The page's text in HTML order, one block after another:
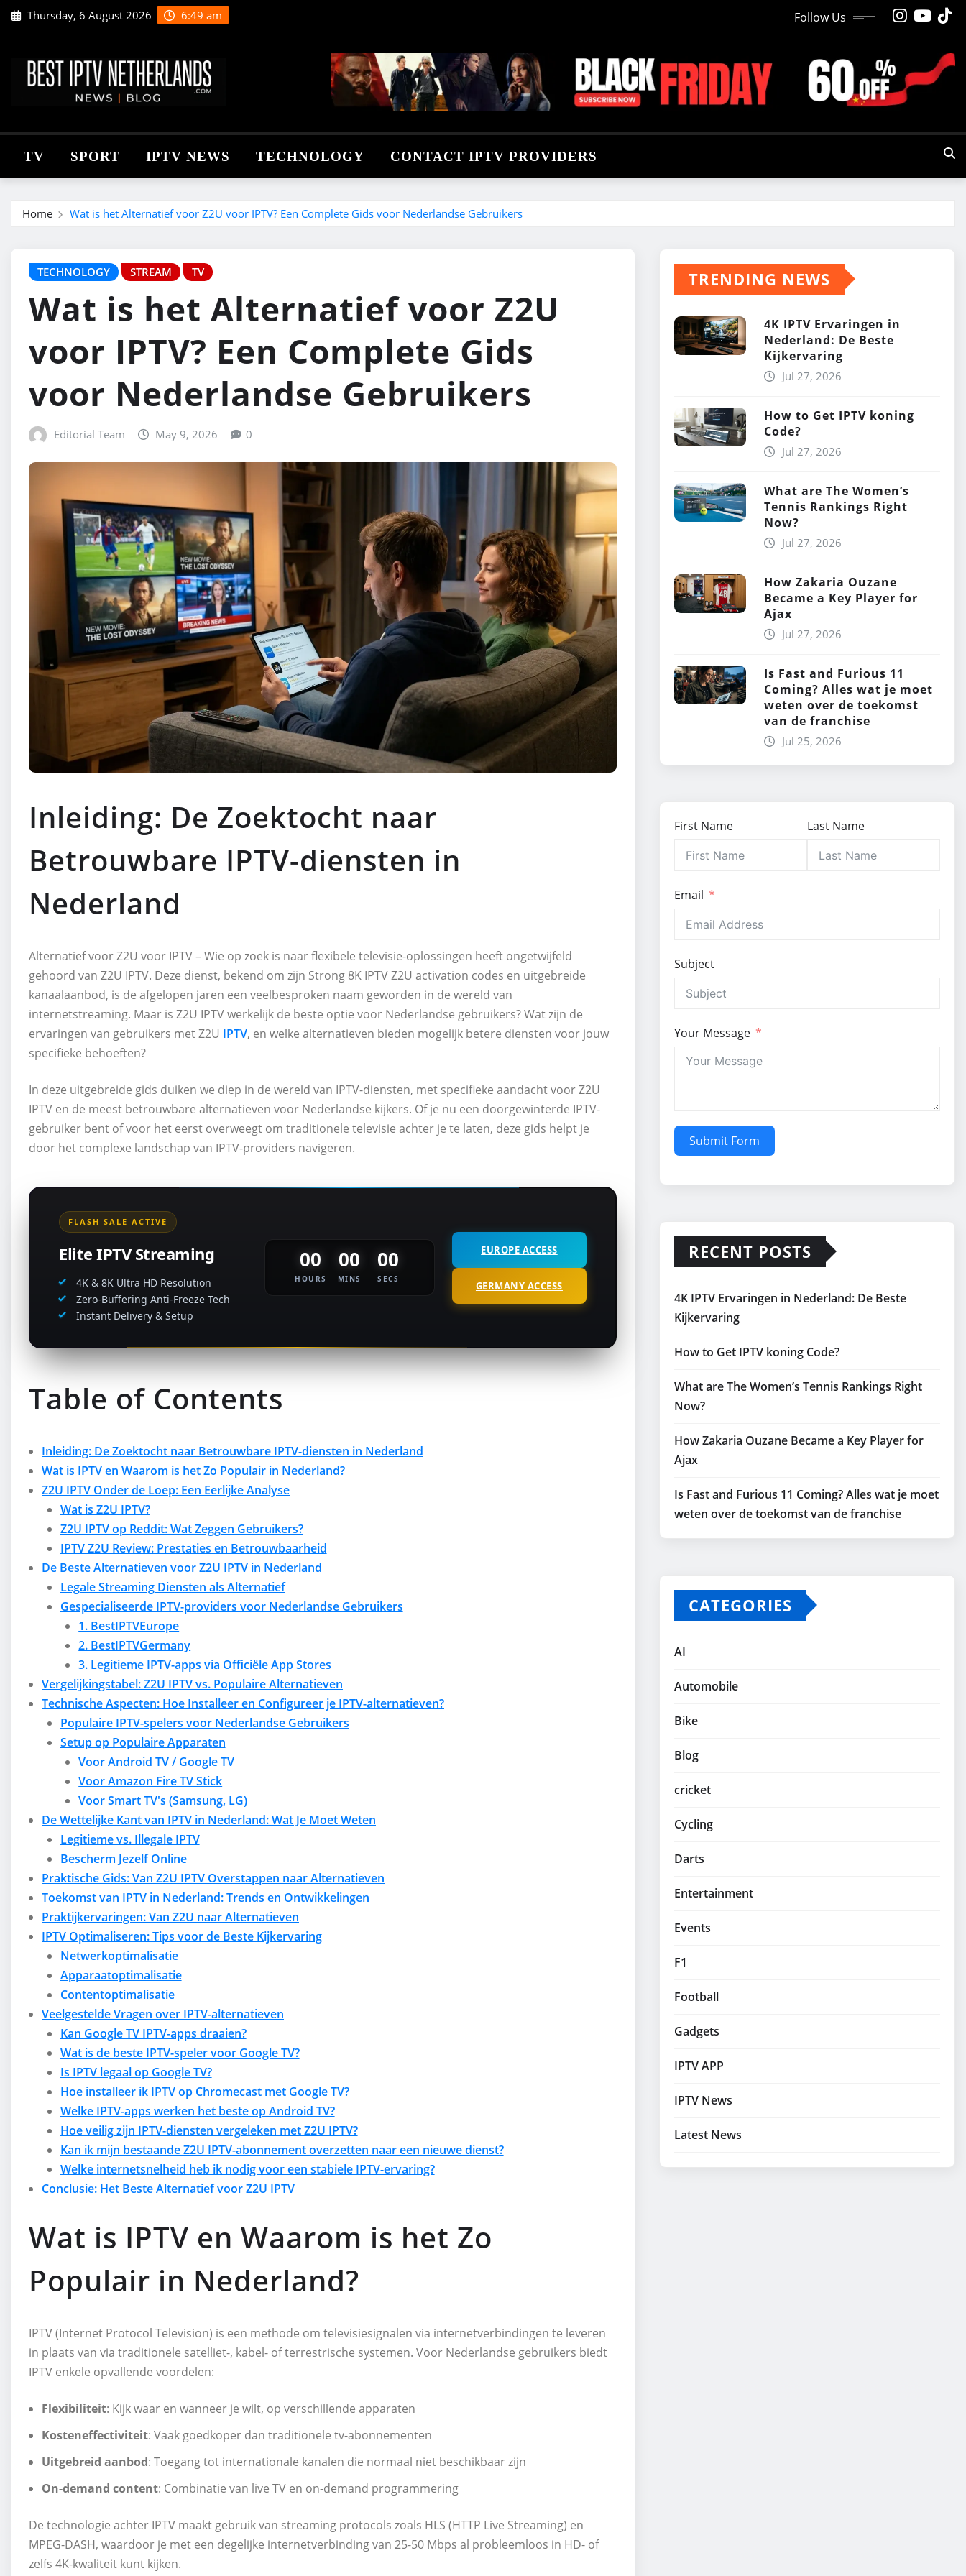
Skip Thursday, 6 August 2026 6:49 am Follow Us
TV SPORT IPTV NEWS TECHNOLOGY CONTACT IPTV PROVIDERS
Home Wat is het Alternatief voor Z2U voor IPTV? Een Complete Gids voor Nederlandse Gebruikers
TECHNOLOGY STREAM TV
Wat is het Alternatief voor Z2U
voor IPTV? Een Complete Gids
voor Nederlandse Gebruikers
Editorial Team May 9, 2026 0
Inleiding: De Zoektocht naar
Betrouwbare IPTV-diensten in
Nederland
Alternatief voor Z2U voor IPTV – Wie op zoek is naar flexibele televisie-oplossingen heeft ongetwijfeld
gehoord van Z2U IPTV. Deze dienst, bekend om zijn Strong 8K IPTV Z2U activation codes en uitgebreide
kanaalaanbod, is de afgelopen jaren een veelbesproken naam geworden in de wereld van
internetstreaming. Maar is Z2U IPTV werkelijk de beste optie voor Nederlandse gebruikers? Wat zijn de
ervaringen van gebruikers met Z2U IPTV, en welke alternatieven bieden mogelijk betere diensten voor jouw
specifieke behoeften?
In deze uitgebreide gids duiken we diep in de wereld van IPTV-diensten, met specifieke aandacht voor Z2U
IPTV en de meest betrouwbare alternatieven voor Nederlandse kijkers. Of je nu een doorgewinterde IPTV-
gebruiker bent of voor het eerst overweegt om traditionele televisie achter je te laten, deze gids helpt je
door het complexe landschap van IPTV-providers navigeren.
FLASH SALE ACTIVE
Elite IPTV Streaming
4K & 8K Ultra HD Resolution
Zero-Buffering Anti-Freeze Tech
Instant Delivery & Setup
00
HOURS
00
MINS
00
SECS
EUROPE ACCESS
GERMANY ACCESS
Table of Contents
Inleiding: De Zoektocht naar Betrouwbare IPTV-diensten in Nederland
Wat is IPTV en Waarom is het Zo Populair in Nederland?
Z2U IPTV Onder de Loep: Een Eerlijke Analyse
Wat is Z2U IPTV?
Z2U IPTV op Reddit: Wat Zeggen Gebruikers?
IPTV Z2U Review: Prestaties en Betrouwbaarheid
De Beste Alternatieven voor Z2U IPTV in Nederland
Legale Streaming Diensten als Alternatief
Gespecialiseerde IPTV-providers voor Nederlandse Gebruikers
1. BestIPTVEurope
2. BestIPTVGermany
3. Legitieme IPTV-apps via Officiële App Stores
Vergelijkingstabel: Z2U IPTV vs. Populaire Alternatieven
Technische Aspecten: Hoe Installeer en Configureer je IPTV-alternatieven?
Populaire IPTV-spelers voor Nederlandse Gebruikers
Setup op Populaire Apparaten
Voor Android TV / Google TV
Voor Amazon Fire TV Stick
Voor Smart TV's (Samsung, LG)
De Wettelijke Kant van IPTV in Nederland: Wat Je Moet Weten
Legitieme vs. Illegale IPTV
Bescherm Jezelf Online
Praktische Gids: Van Z2U IPTV Overstappen naar Alternatieven
Toekomst van IPTV in Nederland: Trends en Ontwikkelingen
Praktijkervaringen: Van Z2U naar Alternatieven
IPTV Optimaliseren: Tips voor de Beste Kijkervaring
Netwerkoptimalisatie
Apparaatoptimalisatie
Contentoptimalisatie
Veelgestelde Vragen over IPTV-alternatieven
Kan Google TV IPTV-apps draaien?
Wat is de beste IPTV-speler voor Google TV?
Is IPTV legaal op Google TV?
Hoe installeer ik IPTV op Chromecast met Google TV?
Welke IPTV-apps werken het beste op Android TV?
Hoe veilig zijn IPTV-diensten vergeleken met Z2U IPTV?
Kan ik mijn bestaande Z2U IPTV-abonnement overzetten naar een nieuwe dienst?
Welke internetsnelheid heb ik nodig voor een stabiele IPTV-ervaring?
Conclusie: Het Beste Alternatief voor Z2U IPTV
Wat is IPTV en Waarom is het Zo
Populair in Nederland?
IPTV (Internet Protocol Television) is een methode om televisiesignalen via internetverbindingen te leveren
in plaats van via traditionele satelliet-, kabel- of terrestrische systemen. Voor Nederlandse gebruikers biedt
IPTV enkele opvallende voordelen:
Flexibiliteit: Kijk waar en wanneer je wilt, op verschillende apparaten
Kosteneffectiviteit: Vaak goedkoper dan traditionele tv-abonnementen
Uitgebreid aanbod: Toegang tot internationale kanalen die normaal niet beschikbaar zijn
On-demand content: Combinatie van live TV en on-demand programmering
De technologie achter IPTV maakt gebruik van streaming protocols zoals HLS (HTTP Live Streaming) en
MPEG-DASH, waardoor je met een degelijke internetverbinding van 25-50 Mbps al probleemloos in HD- of
zelfs 4K-kwaliteit kunt kijken.
TRENDING NEWS
4K IPTV Ervaringen in
Nederland: De Beste
Kijkervaring
Jul 27, 2026
How to Get IPTV koning
Code?
Jul 27, 2026
What are The Women’s
Tennis Rankings Right
Now?
Jul 27, 2026
How Zakaria Ouzane
Became a Key Player for
Ajax
Jul 27, 2026
Is Fast and Furious 11
Coming? Alles wat je moet
weten over de toekomst
van de franchise
Jul 25, 2026
First Name Last Name
Email
Subject
Your Message
Submit Form
RECENT POSTS
4K IPTV Ervaringen in Nederland: De Beste
Kijkervaring
How to Get IPTV koning Code?
What are The Women’s Tennis Rankings Right
Now?
How Zakaria Ouzane Became a Key Player for
Ajax
Is Fast and Furious 11 Coming? Alles wat je moet
weten over de toekomst van de franchise
CATEGORIES
AI
Automobile
Bike
Blog
cricket
Cycling
Darts
Entertainment
Events
F1
Football
Gadgets
IPTV APP
IPTV News
Latest News